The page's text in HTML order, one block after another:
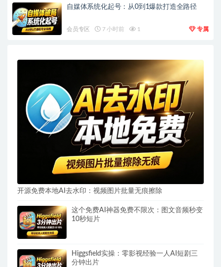
自媒体系统化起号：从0到1爆款打造全路径
会员专区 7 小时前 1 专属
开源免费本地AI去水印：视频图片批量无痕擦除
这个免费AI神器免费不限次：图文音频秒变
10秒短片
Higgsfield实操：零影视经验一人AI短剧三
分钟出片